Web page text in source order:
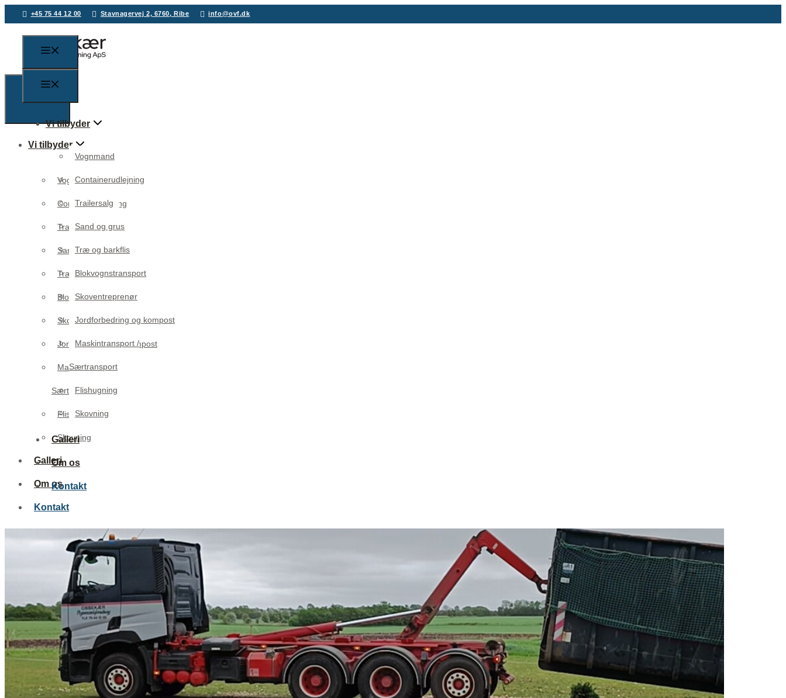
+45 75 44 12 00 Stavnagervej 2, 6760, Ribe info@ovf.dk
Vi tilbyder
Vognmand
Containerudlejning
Trailersalg
Sand og grus
Træ og barkflis
Blokvognstransport
Skoventreprenør
Jordforbedring og kompost
Maskintransport /
Særtransport
Flishugning
Skovning
Galleri
Om os
Kontakt
Vi tilbyder
Vognmand
Containerudlejning
Trailersalg
Sand og grus
Træ og barkflis
Blokvognstransport
Skoventreprenør
Jordforbedring og kompost
Maskintransport /
Særtransport
Flishugning
Skovning
Galleri
Om os
Kontakt